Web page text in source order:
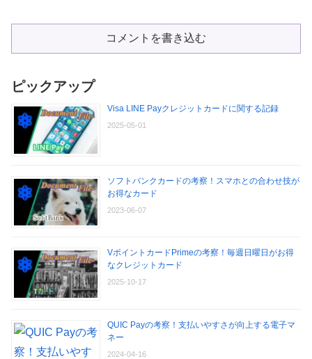
コメントを書き込む
ピックアップ
Visa LINE Payクレジットカードに関する記録
2025-05-01
ソフトバンクカードの考察！スマホとの合わせ技が
お得なカード
2023-06-07
VポイントカードPrimeの考察！毎週日曜日がお得
なクレジットカード
2025-10-17
QUIC Payの考察！支払いやすさが向上する電子マ
ネー
2024-04-16